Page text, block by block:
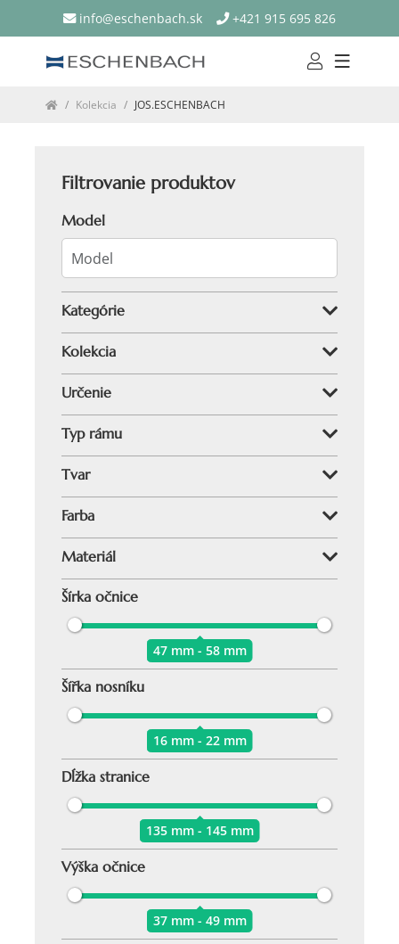
info@eschenbach.sk +421 915 695 826
Kolekcia JOS.ESCHENBACH
Filtrovanie produktov
Model
Kategórie
Kolekcia
Určenie
Typ rámu
Tvar
Farba
Materiál
Šírka očnice
47 mm - 58 mm
Šířka nosníku
16 mm - 22 mm
Dĺžka stranice
135 mm - 145 mm
Výška očnice
37 mm - 49 mm